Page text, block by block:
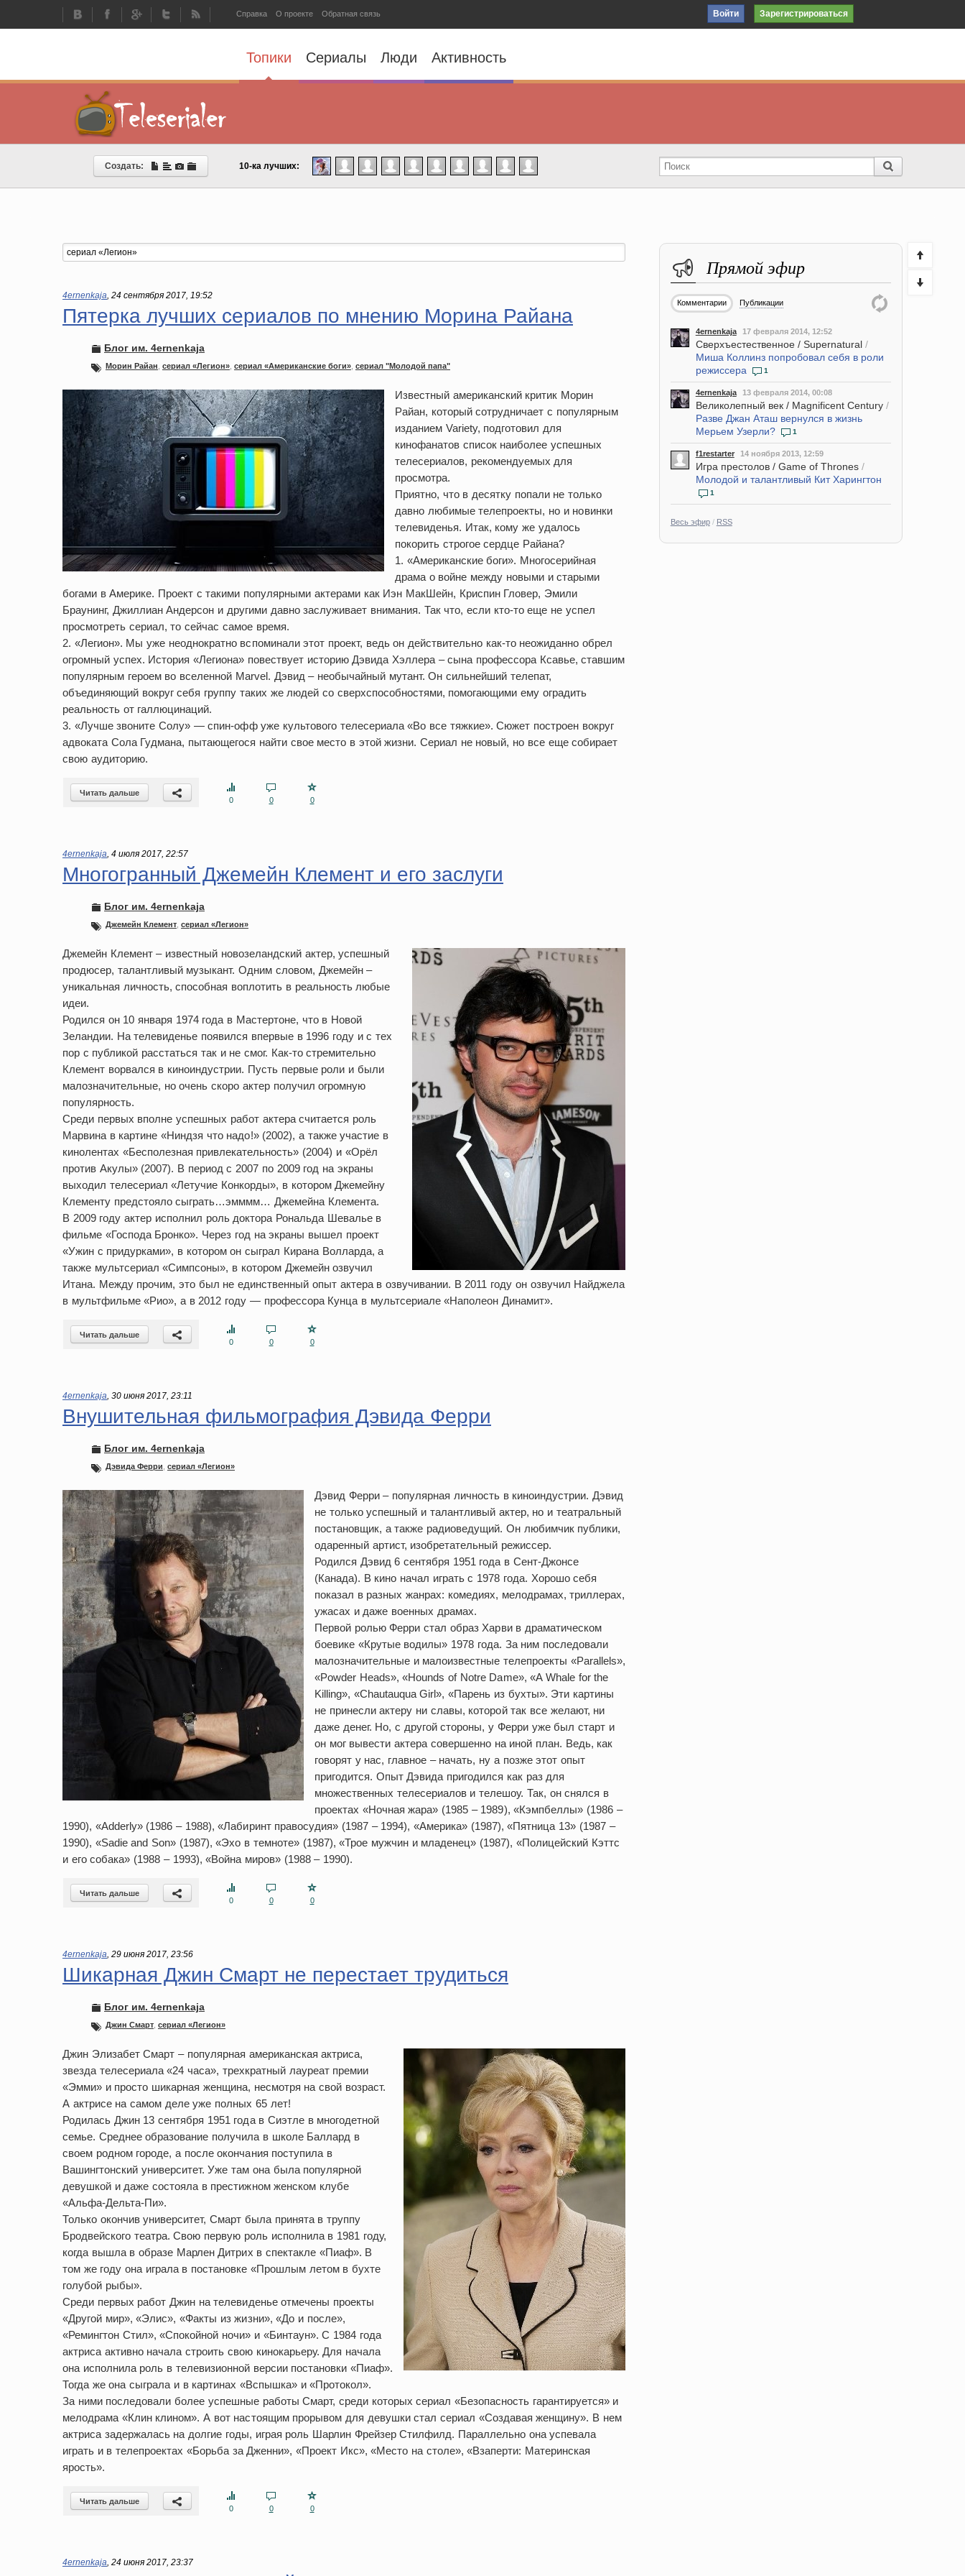
Справка О проекте Обратная связь Войти Зарегистрироваться
Топики Сериалы Люди Активность
Создать: 10-ка лучших:
Прямой эфир
Комментарии Публикации
4ernenkaja 17 февраля 2014, 12:52
Сверхъестественное / Supernatural/
Миша Коллинз попробовал себя в роли
режиссера
1
4ernenkaja 13 февраля 2014, 00:08
Великолепный век / Magnificent Century/
Разве Джан Аташ вернулся в жизнь
Мерьем Узерли?
1
f1restarter 14 ноября 2013, 12:59
Игра престолов / Game of Thrones/
Молодой и талантливый Кит Харингтон
1
Весь эфир/ RSS
4ernenkaja, 24 сентября 2017, 19:52
Пятерка лучших сериалов по мнению Морина Райана
Блог им. 4ernenkaja
Морин Райан сериал «Легион» сериал «Американские боги» сериал "Молодой папа"
Известный американский критик Морин
Райан, который сотрудничает с популярным
изданием Variety, подготовил для
кинофанатов список наиболее успешных
телесериалов, рекомендуемых для
просмотра.
Приятно, что в десятку попали не только
давно любимые телепроекты, но и новинки
телевиденья. Итак, кому же удалось
покорить строгое сердце Райана?
1. «Американские боги». Многосерийная
драма о войне между новыми и старыми
богами в Америке. Проект с такими популярными актерами как Иэн МакШейн, Криспин Гловер, Эмили
Браунинг, Джиллиан Андерсон и другими давно заслуживает внимания. Так что, если кто-то еще не успел
просмотреть сериал, то сейчас самое время.
2. «Легион». Мы уже неоднократно вспоминали этот проект, ведь он действительно как-то неожиданно обрел
огромный успех. История «Легиона» повествует историю Дэвида Хэллера – сына профессора Ксавье, ставшим
популярным героем во вселенной Marvel. Дэвид – необычайный мутант. Он сильнейший телепат,
объединяющий вокруг себя группу таких же людей со сверхспособностями, помогающими ему оградить
реальность от галлюцинаций.
3. «Лучше звоните Солу» — спин-офф уже культового телесериала «Во все тяжкие». Сюжет построен вокруг
адвоката Сола Гудмана, пытающегося найти свое место в этой жизни. Сериал не новый, но все еще собирает
свою аудиторию.
Читать дальше
0
0 0
4ernenkaja, 4 июля 2017, 22:57
Многогранный Джемейн Клемент и его заслуги
Блог им. 4ernenkaja
Джемейн Клемент сериал «Легион»
Джемейн Клемент – известный новозеландский актер, успешный
продюсер, талантливый музыкант. Одним словом, Джемейн –
уникальная личность, способная воплотить в реальность любые
идеи.
Родился он 10 января 1974 года в Мастертоне, что в Новой
Зеландии. На телевиденье появился впервые в 1996 году и с тех
пор с публикой расстаться так и не смог. Как-то стремительно
Клемент ворвался в киноиндустрии. Пусть первые роли и были
малозначительные, но очень скоро актер получил огромную
популярность.
Среди первых вполне успешных работ актера считается роль
Марвина в картине «Ниндзя что надо!» (2002), а также участие в
кинолентах «Бесполезная привлекательность» (2004) и «Орёл
против Акулы» (2007). В период с 2007 по 2009 год на экраны
выходил телесериал «Летучие Конкорды», в котором Джемейну
Клементу предстояло сыграть…эмммм… Джемейна Клемента.
В 2009 году актер исполнил роль доктора Рональда Шевалье в
фильме «Господа Бронко». Через год на экраны вышел проект
«Ужин с придурками», в котором он сыграл Кирана Волларда, а
также мультсериал «Симпсоны», в котором Джемейн озвучил
Итана. Между прочим, это был не единственный опыт актера в озвучивании. В 2011 году он озвучил Найджела
в мультфильме «Рио», а в 2012 году — профессора Кунца в мультсериале «Наполеон Динамит».
Читать дальше
0
0 0
4ernenkaja, 30 июня 2017, 23:11
Внушительная фильмография Дэвида Ферри
Блог им. 4ernenkaja
Дэвида Ферри сериал «Легион»
Дэвид Ферри – популярная личность в киноиндустрии. Дэвид
не только успешный и талантливый актер, но и театральный
постановщик, а также радиоведущий. Он любимчик публики,
одаренный артист, изобретательный режиссер.
Родился Дэвид 6 сентября 1951 года в Сент-Джонсе
(Канада). В кино начал играть с 1978 года. Хорошо себя
показал в разных жанрах: комедиях, мелодрамах, триллерах,
ужасах и даже военных драмах.
Первой ролью Ферри стал образ Харви в драматическом
боевике «Крутые водилы» 1978 года. За ним последовали
малозначительные и малоизвестные телепроекты «Parallels»,
«Powder Heads», «Hounds of Notre Dame», «A Whale for the
Killing», «Chautauqua Girl», «Парень из бухты». Эти картины
не принесли актеру ни славы, которой так все желают, ни
даже денег. Но, с другой стороны, у Ферри уже был старт и
он мог вывести актера совершенно на иной план. Ведь, как
говорят у нас, главное – начать, ну а позже этот опыт
пригодится. Опыт Дэвида пригодился как раз для
множественных телесериалов и телешоу. Так, он снялся в
проектах «Ночная жара» (1985 – 1989), «Кэмпбеллы» (1986 –
1990), «Adderly» (1986 – 1988), «Лабиринт правосудия» (1987 – 1994), «Америка» (1987), «Пятница 13» (1987 –
1990), «Sadie and Son» (1987), «Эхо в темноте» (1987), «Трое мужчин и младенец» (1987), «Полицейский Кэттс
и его собака» (1988 – 1993), «Война миров» (1988 – 1990).
Читать дальше
0
0 0
4ernenkaja, 29 июня 2017, 23:56
Шикарная Джин Смарт не перестает трудиться
Блог им. 4ernenkaja
Джин Смарт сериал «Легион»
Джин Элизабет Смарт – популярная американская актриса,
звезда телесериала «24 часа», трехкратный лауреат премии
«Эмми» и просто шикарная женщина, несмотря на свой возраст.
А актрисе на самом деле уже полных 65 лет!
Родилась Джин 13 сентября 1951 года в Сиэтле в многодетной
семье. Среднее образование получила в школе Баллард в
своем родном городе, а после окончания поступила в
Вашингтонский университет. Уже там она была популярной
девушкой и даже состояла в престижном женском клубе
«Альфа-Дельта-Пи».
Только окончив университет, Смарт была принята в труппу
Бродвейского театра. Свою первую роль исполнила в 1981 году,
когда вышла в образе Марлен Дитрих в спектакле «Пиаф». В
том же году она играла в постановке «Прошлым летом в бухте
голубой рыбы».
Среди первых работ Джин на телевиденье отмечены проекты
«Другой мир», «Элис», «Факты из жизни», «До и после»,
«Ремингтон Стил», «Спокойной ночи» и «Бинтаун». С 1984 года
актриса активно начала строить свою кинокарьеру. Для начала
она исполнила роль в телевизионной версии постановки «Пиаф».
Тогда же она сыграла и в картинах «Вспышка» и «Протокол».
За ними последовали более успешные работы Смарт, среди которых сериал «Безопасность гарантируется» и
мелодрама «Клин клином». А вот настоящим прорывом для девушки стал сериал «Создавая женщину». В нем
актриса задержалась на долгие годы, играя роль Шарлин Фрейзер Стилфилд. Параллельно она успевала
играть и в телепроектах «Борьба за Дженни», «Проект Икс», «Место на столе», «Взаперти: Материнская
ярость».
Читать дальше
0
0 0
4ernenkaja, 24 июня 2017, 23:37